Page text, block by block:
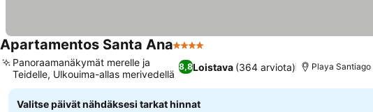
Apartamentos Santa Ana4 Tähtiluokitus
8,8Loistava (364 arviota)
Panoraamanäkymät merelle ja
Teidelle, Ulkouima-allas merivedellä
Playa Santiago
Valitse päivät nähdäksesi tarkat hinnat